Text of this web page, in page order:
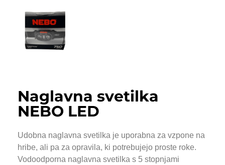
Naglavna svetilka
NEBO LED
Udobna naglavna svetilka je uporabna za vzpone na
hribe, ali pa za opravila, ki potrebujejo proste roke.
Vodoodporna naglavna svetilka s 5 stopnjami